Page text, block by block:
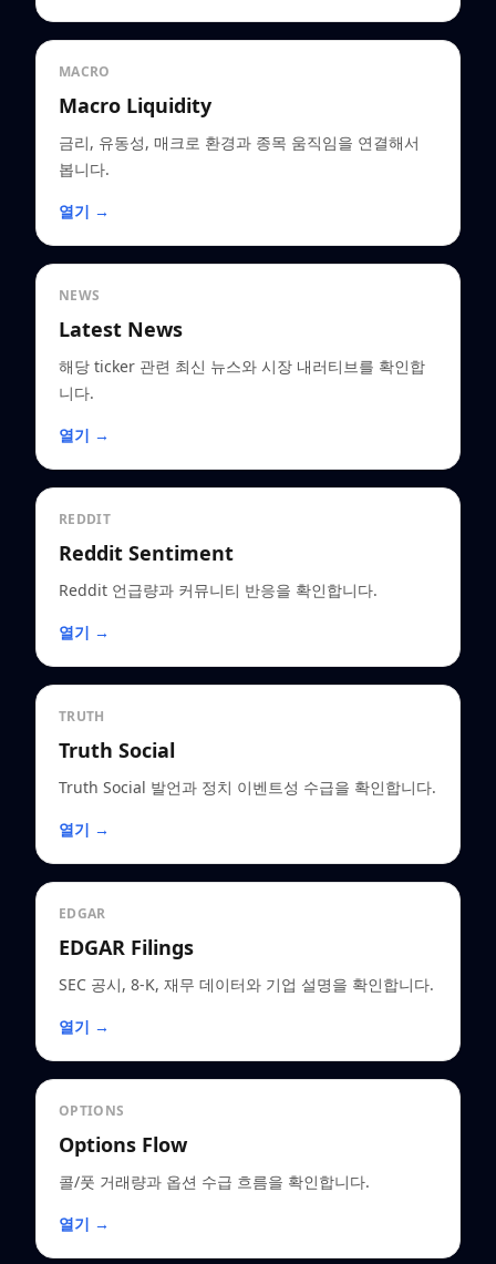
MACRO
Macro Liquidity
금리, 유동성, 매크로 환경과 종목 움직임을 연결해서
봅니다.
열기 →
NEWS
Latest News
해당 ticker 관련 최신 뉴스와 시장 내러티브를 확인합
니다.
열기 →
REDDIT
Reddit Sentiment
Reddit 언급량과 커뮤니티 반응을 확인합니다.
열기 →
TRUTH
Truth Social
Truth Social 발언과 정치 이벤트성 수급을 확인합니다.
열기 →
EDGAR
EDGAR Filings
SEC 공시, 8-K, 재무 데이터와 기업 설명을 확인합니다.
열기 →
OPTIONS
Options Flow
콜/풋 거래량과 옵션 수급 흐름을 확인합니다.
열기 →